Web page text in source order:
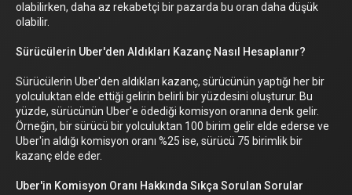
olabilirken, daha az rekabetçi bir pazarda bu oran daha düşük
olabilir.
Sürücülerin Uber'den Aldıkları Kazanç Nasıl Hesaplanır?
Sürücülerin Uber'den aldıkları kazanç, sürücünün yaptığı her bir
yolculuktan elde ettiği gelirin belirli bir yüzdesini oluşturur. Bu
yüzde, sürücünün Uber'e ödediği komisyon oranına denk gelir.
Örneğin, bir sürücü bir yolculuktan 100 birim gelir elde ederse ve
Uber'in aldığı komisyon oranı %25 ise, sürücü 75 birimlik bir
kazanç elde eder.
Uber'in Komisyon Oranı Hakkında Sıkça Sorulan Sorular